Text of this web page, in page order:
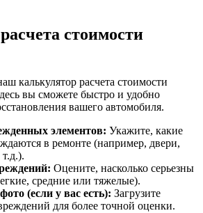
стоимости
калькулятор расчета стоимости
вы сможете быстро и удобно
вашего автомобиля.
элементов: Укажите, какие
в ремонте (например, двери,
Оцените, насколько серьезны
средние или тяжелые).
(если у вас есть): Загрузите
для более точной оценки.